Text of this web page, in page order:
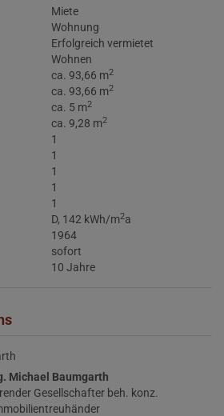
Miete
Wohnung
Erfolgreich vermietet
Wohnen
ca. 93,66 m2
ca. 93,66 m2
ca. 5 m2
ca. 9,28 m2
1
1
1
1
1
D, 142 kWh/m2a
1964
sofort
10 Jahre
Michael Baumgarth
Gesellschafter beh. konz.